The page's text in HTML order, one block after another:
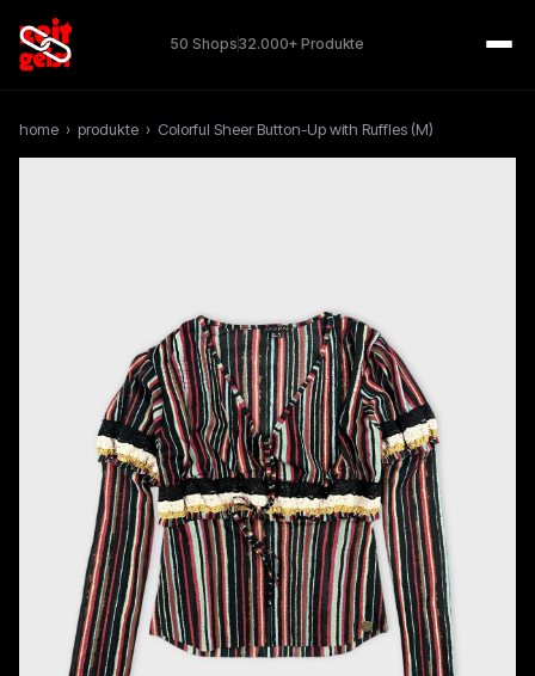
50 Shops32.000+ Produkte
home › produkte › Colorful Sheer Button-Up with Ruffles (M)